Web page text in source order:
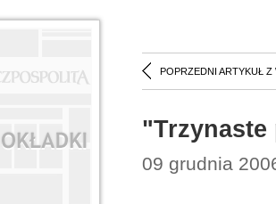
POPRZEDNI ARTYKUŁ Z
09 grudnia